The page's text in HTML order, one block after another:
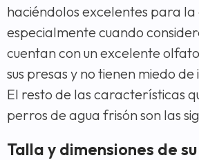
haciéndolos excelentes para la
especialmente cuando
cuentan con un excelente
sus presas y no tienen miedo
El resto de las características
perros de agua frisón son las
Talla y dimensiones de